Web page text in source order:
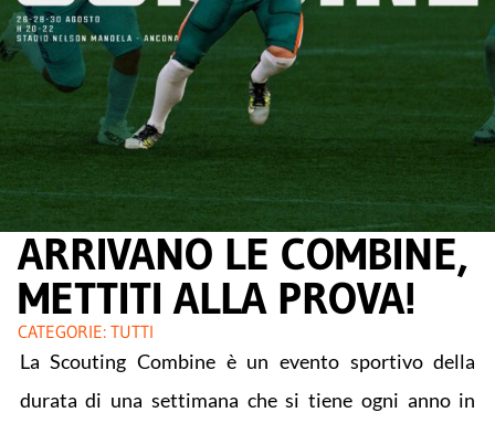
ARRIVANO LE COMBINE,
METTITI ALLA PROVA!
CATEGORIE: TUTTI
La Scouting Combine è un evento sportivo della
durata di una settimana che si tiene ogni anno in